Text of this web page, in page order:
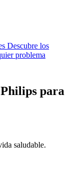
Descubre los
problema
para
saludable.